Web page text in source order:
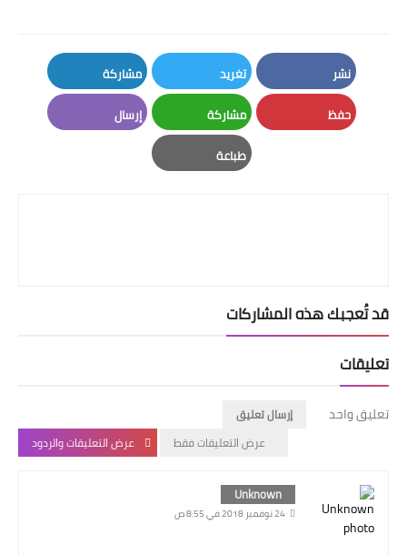
نشر
Facebook
تغريد
Twitter
مشاركة
LinkedIn
حفظ مشاركة
Whatsapp
إرسال
طباعة
قد تُعجبك هذه المشاركات
تعليقات
تعليق واحد
إرسال تعليق
عرض التعليقات فقط
عرض التعليقات والردود
Unknown
24 نوفمبر 2018 في 8:55 ص